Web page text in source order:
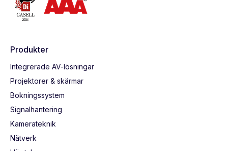
Produkter
Integrerade AV-lösningar
Projektorer & skärmar
Bokningssystem
Signalhantering
Kamerateknik
Nätverk